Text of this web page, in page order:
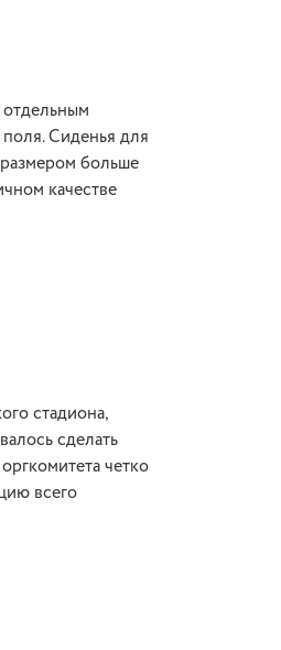
Сиденья для
больше
качестве
стадиона,
сделать
четко
всего